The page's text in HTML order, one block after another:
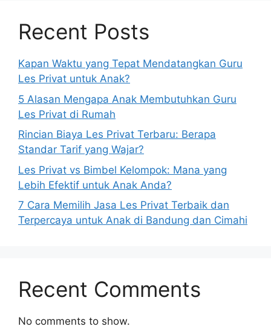
Recent Posts
Kapan Waktu yang Tepat Mendatangkan Guru
Les Privat untuk Anak?
5 Alasan Mengapa Anak Membutuhkan Guru
Les Privat di Rumah
Rincian Biaya Les Privat Terbaru: Berapa
Standar Tarif yang Wajar?
Les Privat vs Bimbel Kelompok: Mana yang
Lebih Efektif untuk Anak Anda?
7 Cara Memilih Jasa Les Privat Terbaik dan
Terpercaya untuk Anak di Bandung dan Cimahi
Recent Comments
No comments to show.